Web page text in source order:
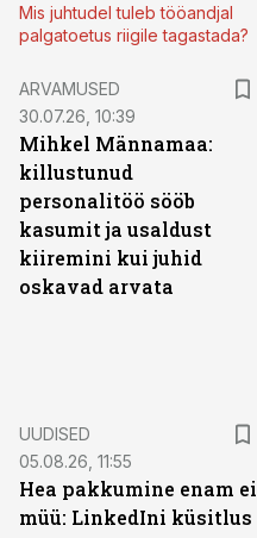
Mis juhtudel tuleb tööandjal
palgatoetus riigile tagastada?
ARVAMUSED
30.07.26, 10:39
Mihkel Männamaa:
killustunud
personalitöö sööb
kasumit ja usaldust
kiiremini kui juhid
oskavad arvata
UUDISED
05.08.26, 11:55
Hea pakkumine enam ei
müü: LinkedIni küsitlus